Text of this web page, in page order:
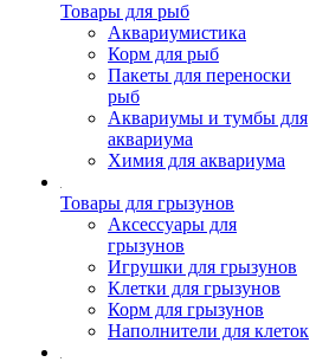
Товары для рыб
Аквариумистика
Корм для рыб
Пакеты для переноски
рыб
Аквариумы и тумбы для
аквариума
Химия для аквариума
Товары для грызунов
Аксессуары для
грызунов
Игрушки для грызунов
Клетки для грызунов
Корм для грызунов
Наполнители для клеток